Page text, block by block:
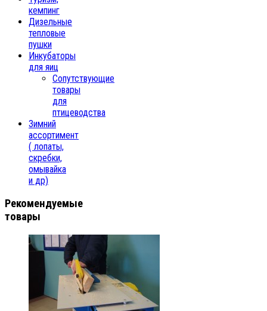
кемпинг
Дизельные
тепловые
пушки
Инкубаторы
для яиц
Сопутствующие
товары
для
птицеводства
Зимний
ассортимент
( лопаты,
скребки,
омывайка
и др)
Рекомендуемые
товары